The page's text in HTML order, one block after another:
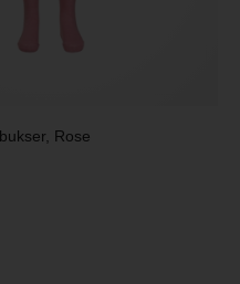
Rose